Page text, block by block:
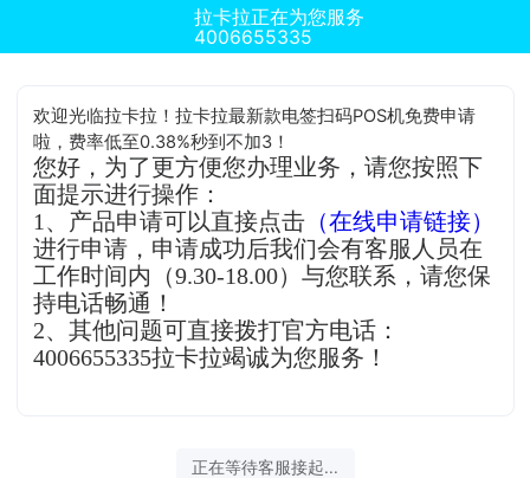
拉卡拉正在为您服务
4006655335
欢迎光临拉卡拉！拉卡拉最新款电签扫码POS机免费申请
啦，费率低至0.38%秒到不加3！
您好，为了更方便您办理业务，请您按照下
面提示进行操作：
1、产品申请可以直接点击 （在线申请链接）
进行申请，申请成功后我们会有客服人员在
工作时间内（9.30-18.00）与您联系，请您保
持电话畅通！
2、其他问题可直接拨打官方电话：
4006655335拉卡拉竭诚为您服务！
正在等待客服接起...